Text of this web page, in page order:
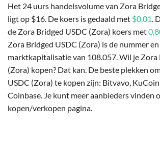
Het 24 uurs handelsvolume van Zora
ligt op $16. De koers is gedaald met $0,01.
de Zora Bridged USDC (Zora) koers met
Zora Bridged USDC (Zora) is de nummer
marktkapitalisatie van 108.057. Wil je Zora
(Zora) kopen? Dat kan. De beste plekken
USDC (Zora) te kopen zijn: Bitvavo,
Coinbase. Je kunt meer aanbieders vinden
kopen/verkopen pagina.